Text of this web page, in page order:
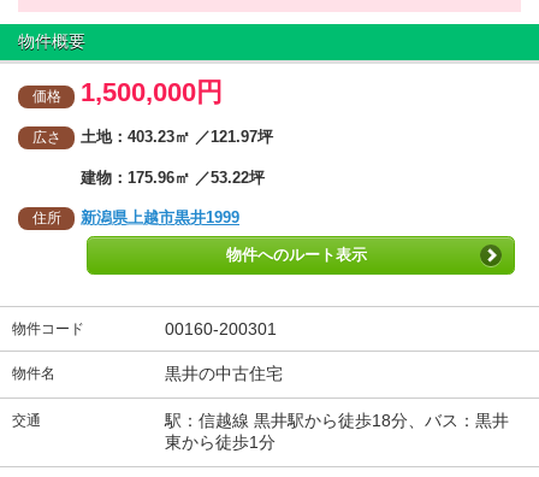
物件概要
価格 1,500,000円
広さ 土地：403.23㎡ ／121.97坪
建物：175.96㎡ ／53.22坪
住所 新潟県上越市黒井1999
物件へのルート表示
物件コード 00160-200301
物件名 黒井の中古住宅
交通
駅：信越線 黒井駅から徒歩18分、バス：黒井
東から徒歩1分